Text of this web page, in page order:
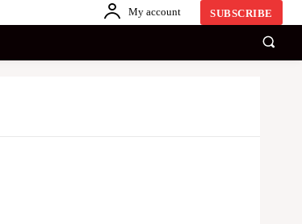
My account SUBSCRIBE